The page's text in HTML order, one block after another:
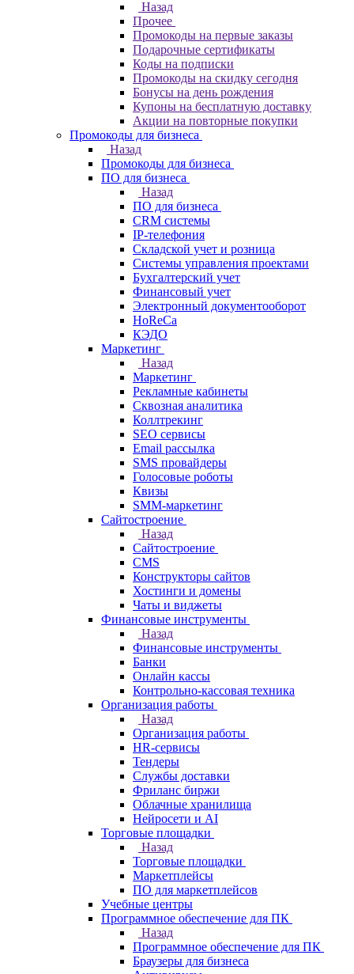
Назад
Прочее
Промокоды на первые заказы
Подарочные сертификаты
Коды на подписки
Промокоды на скидку сегодня
Бонусы на день рождения
Купоны на бесплатную доставку
Акции на повторные покупки
Промокоды для бизнеса
Назад
Промокоды для бизнеса
ПО для бизнеса
Назад
ПО для бизнеса
CRM системы
IP-телефония
Складской учет и розница
Системы управления проектами
Бухгалтерский учет
Финансовый учет
Электронный документооборот
HoReCa
КЭДО
Маркетинг
Назад
Маркетинг
Рекламные кабинеты
Cквозная аналитика
Коллтрекинг
SEO сервисы
Email расcылка
SMS провайдеры
Голосовые роботы
Квизы
SMM-маркетинг
Сайтостроение
Назад
Сайтостроение
CMS
Конструкторы сайтов
Хостинги и домены
Чаты и виджеты
Финансовые инструменты
Назад
Финансовые инструменты
Банки
Онлайн кассы
Контрольно-кассовая техника
Организация работы
Назад
Организация работы
HR-сервисы
Тендеры
Службы доставки
Фриланс биржи
Облачные хранилища
Нейросети и AI
Торговые площадки
Назад
Торговые площадки
Маркетплейсы
ПО для маркетплейсов
Учебные центры
Программное обеспечение для ПК
Назад
Программное обеспечение для ПК
Браузеры для бизнеса